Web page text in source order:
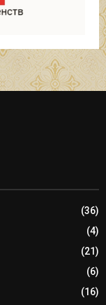
(36)
(4)
(21)
(6)
(16)